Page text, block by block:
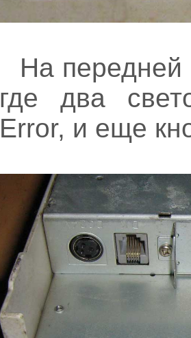
На передней
где два
Error, и еще